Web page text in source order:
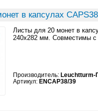
в капсулах
Листы для 20 монет в
240x282 мм. Совместимы с
Производитель: Leuchtturm-
Артикул: ENCAP38/39